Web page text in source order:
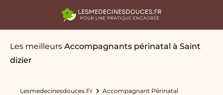
Les meilleurs Accompagnants périnatal à Saint
dizier
Lesmedecinesdouces.fr
Accompagnant Périnatal